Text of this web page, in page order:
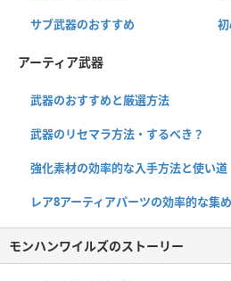
サブ武器のおすすめ
アーティア武器
武器のおすすめと厳選方法
武器のリセマラ方法・するべき？
強化素材の効率的な入手方法と使い道
レア8アーティアパーツの効率的な集
モンハンワイルズのストーリー